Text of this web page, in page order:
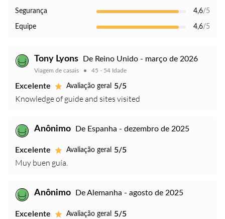
Segurança 4,6/5
Equipe 4,6/5
Tony Lyons De Reino Unido - março de 2026
Viagem de casais 45 - 54 Idade
Excelente Avaliação geral 5/5
Knowledge of guide and sites visited
Anônimo De Espanha - dezembro de 2025
Excelente Avaliação geral 5/5
Muy buen guía.
Anônimo De Alemanha - agosto de 2025
Excelente Avaliação geral 5/5